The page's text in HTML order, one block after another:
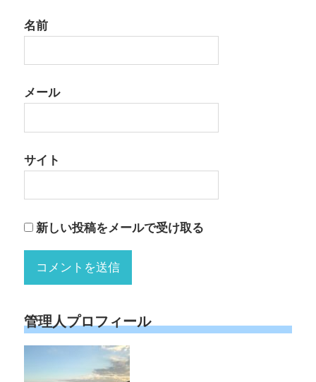
名前
メール
サイト
新しい投稿をメールで受け取る
管理人プロフィール